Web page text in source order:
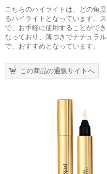
こちらのハイライトは、どの角
るハイライトとなっています。
で、お手軽に使用することがで
なっており、薄づきでナチュラ
で、おすすめとなっています。
この商品の通販サイトへ